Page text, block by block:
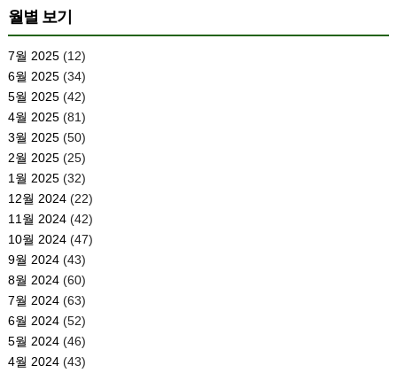
월별 보기
7월 2025(12)
6월 2025(34)
5월 2025(42)
4월 2025(81)
3월 2025(50)
2월 2025(25)
1월 2025(32)
12월 2024(22)
11월 2024(42)
10월 2024(47)
9월 2024(43)
8월 2024(60)
7월 2024(63)
6월 2024(52)
5월 2024(46)
4월 2024(43)